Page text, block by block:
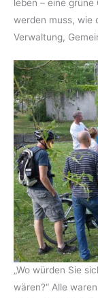
leben – eine
werden muss, wie
Verwaltung,
„Wo würden Sie
wären?“ Alle